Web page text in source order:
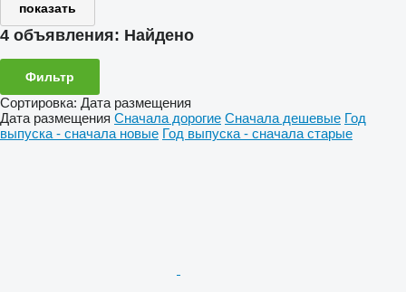
показать
4 объявления: Найдено
Фильтр
Сортировка: Дата размещения
Дата размещения Сначала дорогие Сначала дешевые Год
выпуска - сначала новые Год выпуска - сначала старые